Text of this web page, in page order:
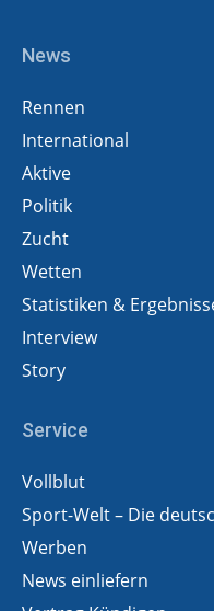
News
Rennen
International
Aktive
Politik
Zucht
Wetten
Statistiken &
Interview
Story
Service
Vollblut
Sport-Welt – Die
Werben
News einliefern